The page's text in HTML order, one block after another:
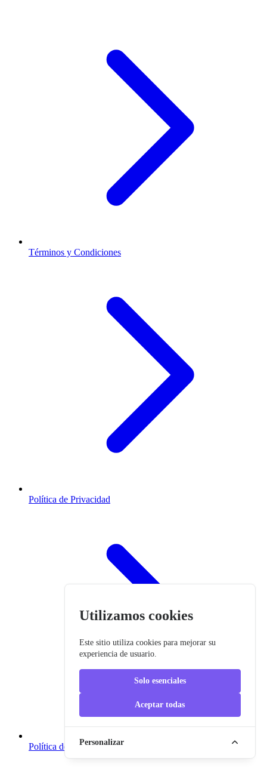
Términos y Condiciones
Política de Privacidad
Política de suscripción
Utilizamos cookies
Este sitio utiliza cookies para mejorar su
experiencia de usuario.
Solo esenciales
Aceptar todas
Personalizar